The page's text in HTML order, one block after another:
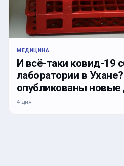
МЕДИЦИНА
И всё-таки ковид-19
лаборатории в
опубликованы
4 дня